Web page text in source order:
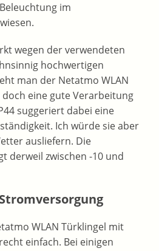
im
wegen der verwendeten
hochwertigen
man der Netatmo WLAN
eine gute Verarbeitung
suggeriert dabei eine
Ich würde sie aber
ausliefern. Die
derweil zwischen -10 und
WLAN Türklingel mit
einfach. Bei einigen